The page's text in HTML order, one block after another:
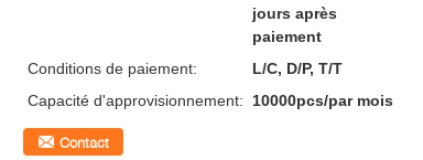
jours après
paiement
Conditions de paiement:
L/C, D/P, T/T
Capacité d'approvisionnement:
10000pcs/par mois
Contact